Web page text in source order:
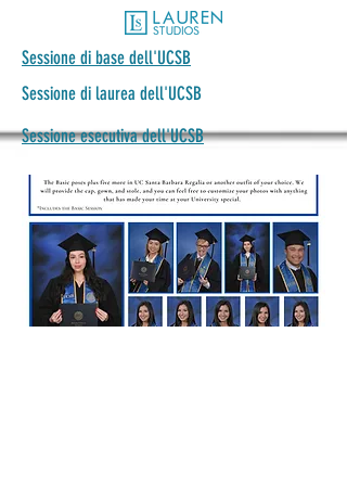
Sessione di base dell'UCSB
Sessione di laurea dell'UCSB
Sessione esecutiva dell'UCSB